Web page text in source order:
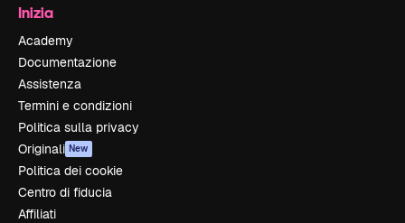
Inizia
Academy
Documentazione
Assistenza
Termini e condizioni
Politica sulla privacy
Originali New
Politica dei cookie
Centro di fiducia
Affiliati